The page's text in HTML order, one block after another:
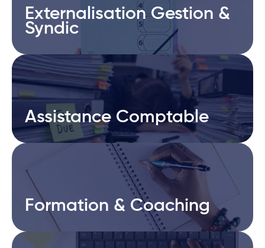
Externalisation Gestion &
Syndic
Externalisation Gestion &
Syndic
Assistance Comptable
Assistance Comptable
Formation & Coaching
Formation & Coaching